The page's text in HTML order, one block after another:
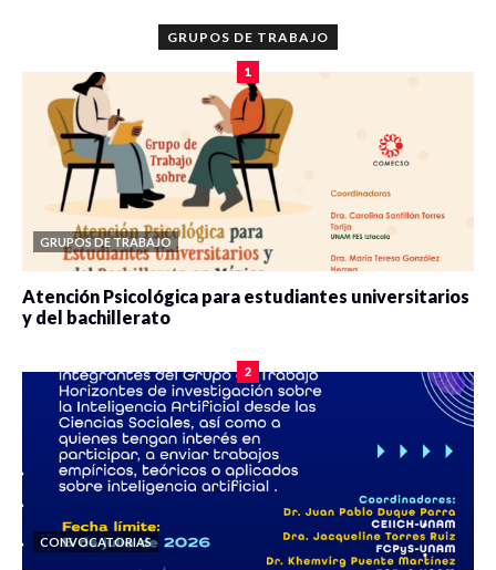
GRUPOS DE TRABAJO
1
GRUPOS DE TRABAJO
Atención Psicológica para estudiantes universitarios
y del bachillerato
2
CONVOCATORIAS